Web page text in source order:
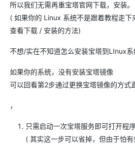
所以我们无需再重宝塔官网下载，安装。
( 如果你的 Linux 系统不是跟着教程走下
查看下载 / 安装的方法)
不想/实在不知道怎么安装宝塔到LInux
如果你的系统，没有安装宝塔镜像
可以回看第2步通过更换宝塔镜像的方式
，
只需启动一次宝塔服务即可打开程序
( 其实这一步可以省掉，但由于怕